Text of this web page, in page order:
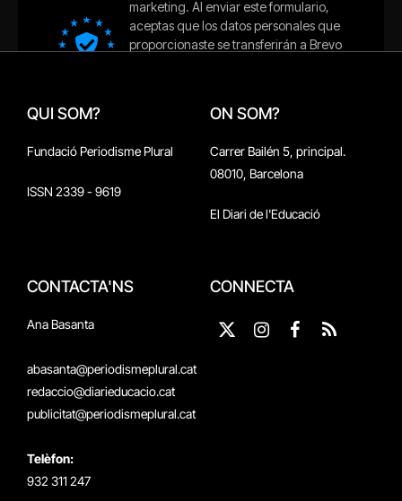
QUI SOM?
Fundació Periodisme Plural
ISSN 2339 - 9619
ON SOM?
Carrer Bailén 5, principal.
08010, Barcelona
El Diari de l'Educació
CONTACTA'NS
Ana Basanta
abasanta@periodismeplural.cat
redaccio@diarieducacio.cat
publicitat@periodismeplural.cat
Telèfon:
932 311 247
CONNECTA
X
Instagram
Facebook
RSS